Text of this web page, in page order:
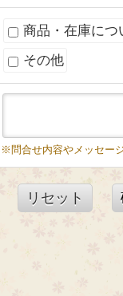
商品・在庫につ
その他
※問合せ内容やメッセー
リセット